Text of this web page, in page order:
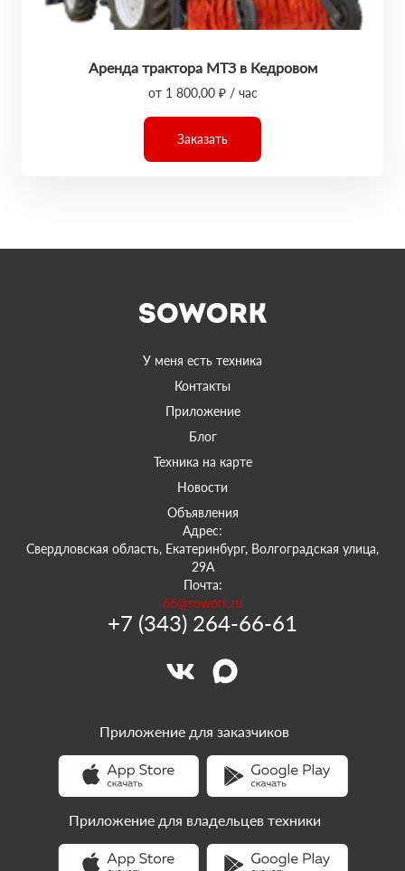
Аренда трактора МТЗ в Кедровом
от 1 800,00 ₽ / час
Заказать
У меня есть техника
Контакты
Приложение
Блог
Техника на карте
Новости
Объявления
Адрес:
Свердловская область, Екатеринбург, Волгоградская улица,
29А
Почта:
66@sowork.ru
+7 (343) 264-66-61
Приложение для заказчиков
Приложение для владельцев техники